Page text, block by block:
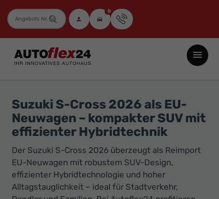
Fahrzeugnummer 0
Autoflex24
GmbH
Neuwagen
Jahreswagen
und
Gebrauchtwagen
zu
Top-
Preisen
Suzuki S-Cross 2026 als EU-
Neuwagen – kompakter SUV mit
effizienter Hybridtechnik
Der Suzuki S-Cross 2026 überzeugt als Reimport
EU-Neuwagen mit robustem SUV-Design,
effizienter Hybridtechnologie und hoher
Alltagstauglichkeit – ideal für Stadtverkehr,